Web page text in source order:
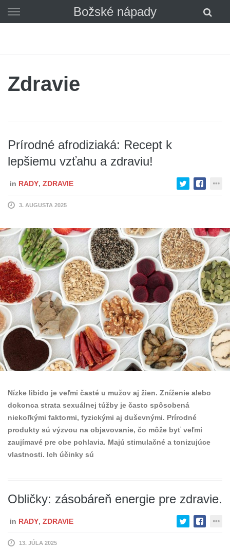
Božské nápady
to
Zdravie
Prírodné afrodiziaká: Recept k
lepšiemu vzťahu a zdraviu!
in RADY, ZDRAVIE
3. AUGUSTA 2025
Nízke libido je veľmi časté u mužov aj žien. Zníženie alebo
dokonca strata sexuálnej túžby je často spôsobená
niekoľkými faktormi, fyzickými aj duševnými. Prírodné
produkty sú výzvou na objavovanie, čo môže byť veľmi
zaujímavé pre obe pohlavia. Majú stimulačné a tonizujúce
vlastnosti. Ich účinky sú
Obličky: zásobáreň energie pre zdravie.
in RADY, ZDRAVIE
13. JÚLA 2025